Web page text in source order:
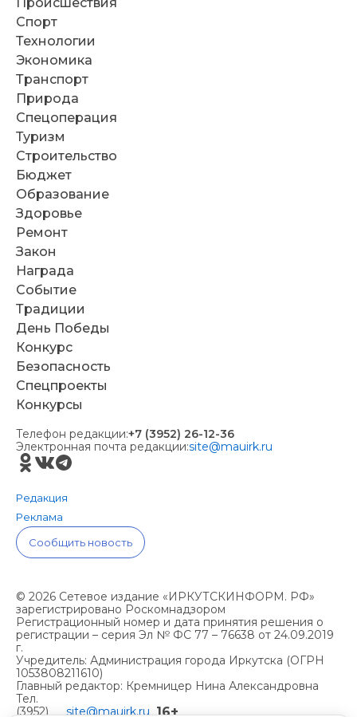
Спорт
Технологии
Экономика
Транспорт
Природа
Спецоперация
Туризм
Строительство
Бюджет
Образование
Здоровье
Ремонт
Закон
Награда
Событие
Традиции
День Победы
Конкурс
Безопасность
Спецпроекты
Конкурсы
Телефон редакции:+7 (3952) 26-12-36
Электронная почта редакции:site@mauirk.ru
Редакция
Реклама
Сообщить новость
© 2026 Сетевое издание «ИРКУТСКИНФОРМ. РФ»
зарегистрировано Роскомнадзором
Регистрационный номер и дата принятия решения о
регистрации – серия Эл № ФС 77 – 76638 от 24.09.2019
г.
Учредитель: Администрация города Иркутска (ОГРН
1053808211610)
Главный редактор: Кремницер Нина Александровна
Тел.
(3952)
site@mauirk.ru 16+